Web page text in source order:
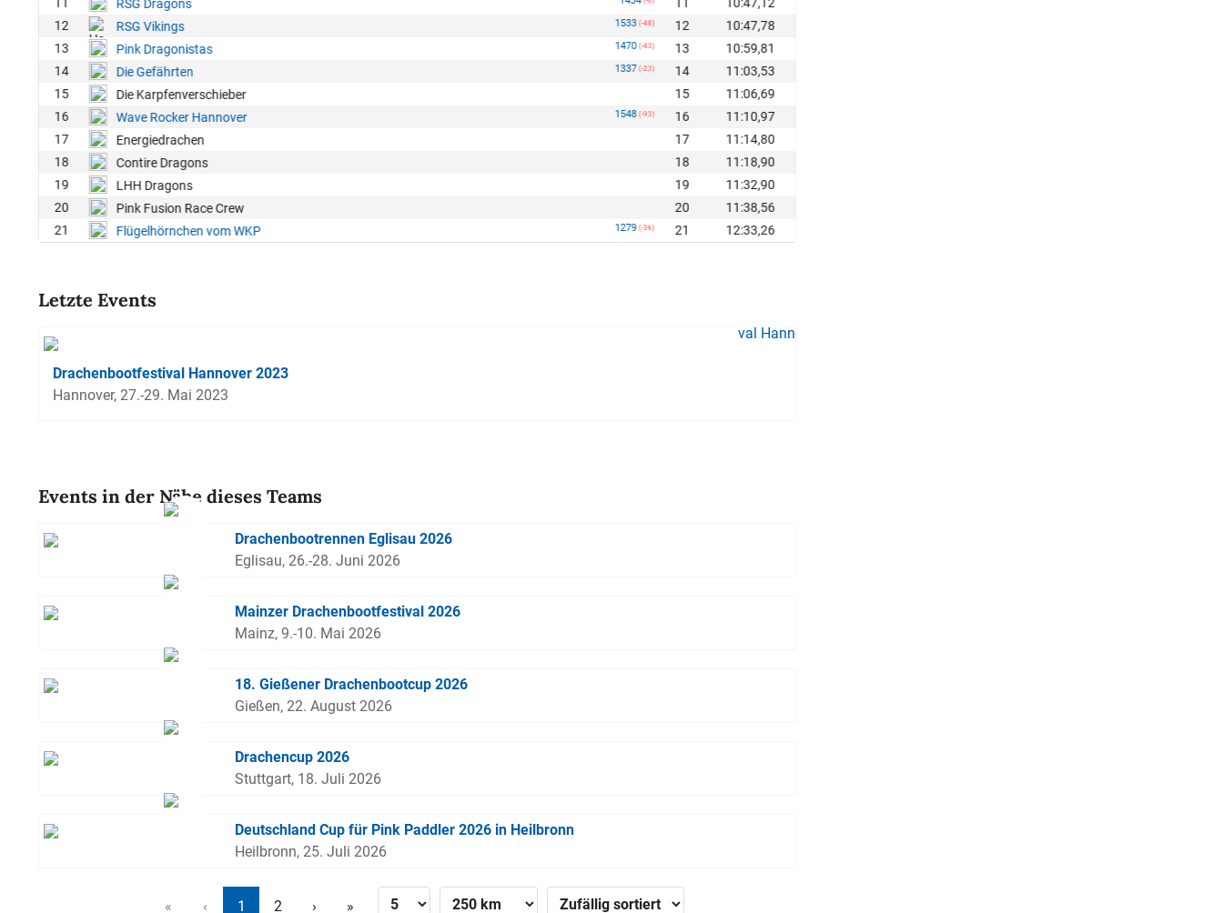
RSG Dragons
12
RSG Vikings 1533 (-48) 12
10:47,78
13
Pink Dragonistas 1470 (-43) 13
10:59,81
14
Die Gefährten 1337 (-23) 14
11:03,53
15
Die Karpfenverschieber 15
11:06,69
16
Wave Rocker Hannover 1548 (-93) 16
11:10,97
17
Energiedrachen 17
11:14,80
18
Contire Dragons 18
11:18,90
19
LHH Dragons 19
11:32,90
20
Pink Fusion Race Crew 20
11:38,56
21
Flügelhörnchen vom WKP 1279 (-36) 21 12:33,26
Letzte Events
Drachenbootfestival Hannover 2023
Hannover, 27.-29. Mai 2023
Events in der Nähe dieses Teams
Drachenbootrennen Eglisau 2026
Eglisau, 26.-28. Juni 2026
Mainzer Drachenbootfestival 2026
Mainz, 9.-10. Mai 2026
18. Gießener Drachenbootcup 2026
Gießen, 22. August 2026
Drachencup 2026
Stuttgart, 18. Juli 2026
Deutschland Cup für Pink Paddler 2026 in Heilbronn
Heilbronn, 25. Juli 2026
« ‹ 1 2 › »